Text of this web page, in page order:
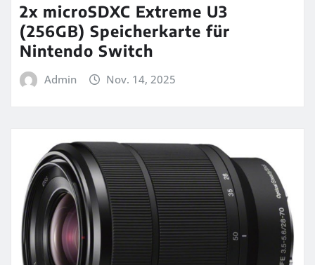
2x microSDXC Extreme U3
(256GB) Speicherkarte für
Nintendo Switch
Admin Nov. 14, 2025